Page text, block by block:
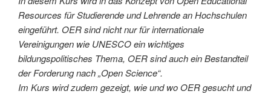
Resources für Studierende und Lehrende an Hochschulen
eingeführt. OER sind nicht nur für internationale
Vereinigungen wie UNESCO ein wichtiges
bildungspolitisches Thema, OER sind auch ein Bestandteil
der Forderung nach „Open Science“.
Im Kurs wird zudem gezeigt, wie und wo OER gesucht und